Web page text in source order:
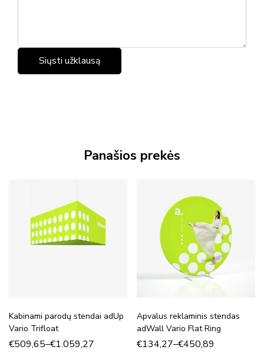
Panašios prekės
Kabinami parodų stendai adUp
Vario Trifloat
€509,65–€1.059,27
Apvalus reklaminis stendas
adWall Vario Flat Ring
€134,27–€450,89